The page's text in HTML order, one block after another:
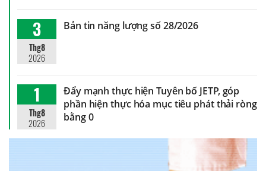
3
Thg8
2026
Bản tin năng lượng số 28/2026
1
Thg8
2026
Đẩy mạnh thực hiện Tuyên bố JETP, góp
phần hiện thực hóa mục tiêu phát thải ròng
bằng 0